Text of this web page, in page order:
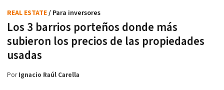
Los 3 barrios porteños donde más
subieron los precios de las propiedades
usadas
REAL ESTATE/ Para inversores
PorIgnacio Raúl Carella